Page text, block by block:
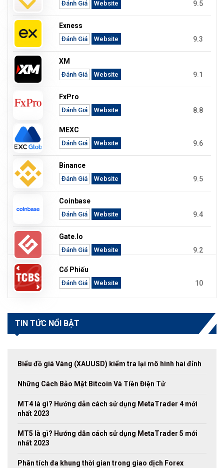
Đánh Giá Website 9.5
Exness
Đánh Giá Website 9.3
XM
Đánh Giá Website 9.1
FxPro
Đánh Giá Website 8.8
MEXC
Đánh Giá Website 9.6
Binance
Đánh Giá Website 9.5
Coinbase
Đánh Giá Website 9.4
Gate.io
Đánh Giá Website 9.2
Cổ Phiếu
Đánh Giá Website 10
TIN TỨC NỔI BẬT
Biểu đồ giá Vàng (XAUUSD) kiểm tra lại mô hình hai đỉnh
Những Cách Bảo Mật Bitcoin Và Tiền Điện Tử
MT4 là gì? Hướng dẫn cách sử dụng MetaTrader 4 mới
nhất 2023
MT5 là gì? Hướng dẫn cách sử dụng MetaTrader 5 mới
nhất 2023
Phân tích đa khung thời gian trong giao dịch Forex